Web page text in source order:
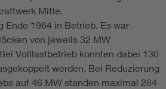
Mitte.
Ende 1964 in Betrieb. Es war
von jeweils 32 MW
Volllastbetrieb konnten dabei 130
werden. Bei Reduzierung
auf 46 MW standen maximal 284